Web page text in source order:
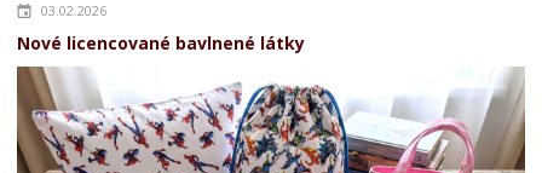
03.02.2026
Nové licencované bavlnené látky